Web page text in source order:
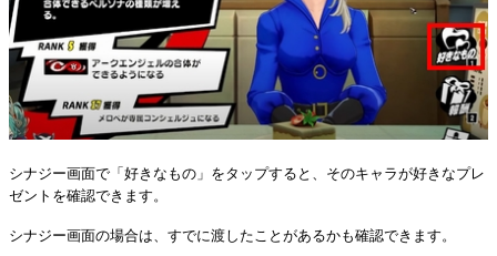
シナジー画面で「好きなもの」をタップすると、そのキャラが好きなプレ
ゼントを確認できます。
シナジー画面の場合は、すでに渡したことがあるかも確認できます。